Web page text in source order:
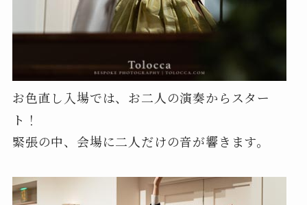
お色直し入場では、お二人の演奏からスター
ト！
緊張の中、会場に二人だけの音が響きます。